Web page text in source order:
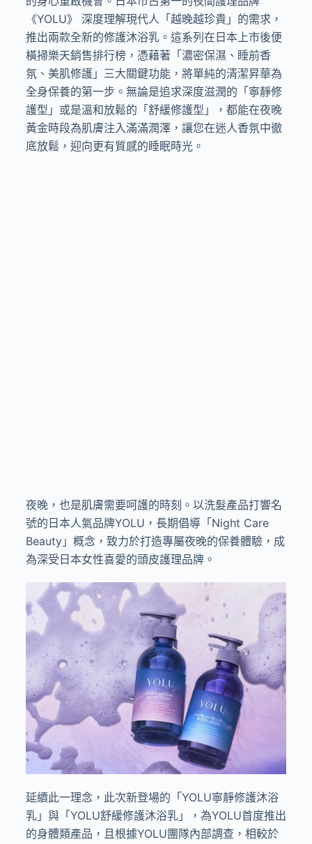
《YOLU》 深度理解現代人「越晚越珍貴」的需求，
推出兩款全新的修護沐浴乳。這系列在日本上市後便
橫掃樂天銷售排行榜，憑藉著「濃密保濕、睡前香
氛、美肌修護」三大關鍵功能，將單純的清潔昇華為
全身保養的第一步。無論是追求深度滋潤的「寧靜修
護型」或是溫和放鬆的「舒緩修護型」，都能在夜晚
黃金時段為肌膚注入滿滿潤澤，讓您在迷人香氛中徹
底放鬆，迎向更有質感的睡眠時光。
夜晚，也是肌膚需要呵護的時刻。以洗髮產品打響名
號的日本人氣品牌YOLU，長期倡導「Night Care
Beauty」概念，致力於打造專屬夜晚的保養體驗，成
為深受日本女性喜愛的頭皮護理品牌。
延續此一理念，此次新登場的「YOLU寧靜修護沐浴
乳」與「YOLU舒緩修護沐浴乳」，為YOLU首度推出
的身體類產品，且根據YOLU團隊內部調查，相較於